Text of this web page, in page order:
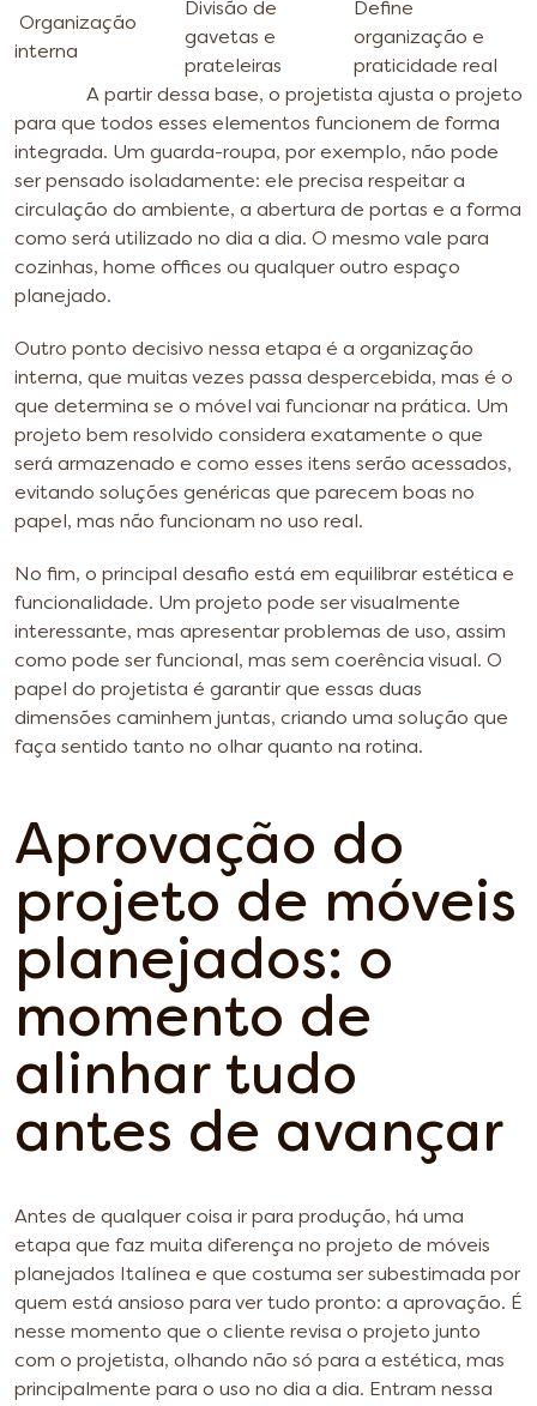
Organização
interna
Divisão de
gavetas e
prateleiras
Define
organização e
praticidade real
A partir dessa base, o projetista ajusta o projeto
para que todos esses elementos funcionem de forma
integrada. Um guarda-roupa, por exemplo, não pode
ser pensado isoladamente: ele precisa respeitar a
circulação do ambiente, a abertura de portas e a forma
como será utilizado no dia a dia. O mesmo vale para
cozinhas, home offices ou qualquer outro espaço
planejado.
Outro ponto decisivo nessa etapa é a organização
interna, que muitas vezes passa despercebida, mas é o
que determina se o móvel vai funcionar na prática. Um
projeto bem resolvido considera exatamente o que
será armazenado e como esses itens serão acessados,
evitando soluções genéricas que parecem boas no
papel, mas não funcionam no uso real.
No fim, o principal desafio está em equilibrar estética e
funcionalidade. Um projeto pode ser visualmente
interessante, mas apresentar problemas de uso, assim
como pode ser funcional, mas sem coerência visual. O
papel do projetista é garantir que essas duas
dimensões caminhem juntas, criando uma solução que
faça sentido tanto no olhar quanto na rotina.
Aprovação do
projeto de móveis
planejados: o
momento de
alinhar tudo
antes de avançar
Antes de qualquer coisa ir para produção, há uma
etapa que faz muita diferença no projeto de móveis
planejados Italínea e que costuma ser subestimada por
quem está ansioso para ver tudo pronto: a aprovação. É
nesse momento que o cliente revisa o projeto junto
com o projetista, olhando não só para a estética, mas
principalmente para o uso no dia a dia. Entram nessa